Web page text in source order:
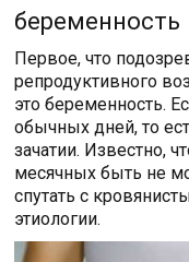
беременность
Первое, что
репродуктивного
это беременность.
обычных дней, то
зачатии. Известно,
месячных быть не
спутать с
этиологии.